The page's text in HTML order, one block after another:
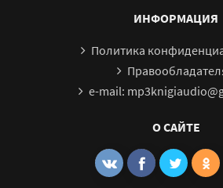
ИНФОРМАЦИЯ
Политика
e-mail:
О САЙТЕ